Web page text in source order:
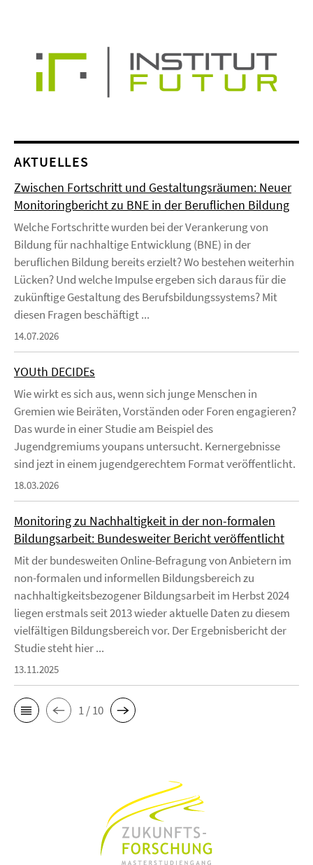
AKTUELLES
Zwischen Fortschritt und Gestaltungsräumen: Neuer
Monitoringbericht zu BNE in der Beruflichen Bildung
Welche Fortschritte wurden bei der Verankerung von
Bildung für nachhaltige Entwicklung (BNE) in der
beruflichen Bildung bereits erzielt? Wo bestehen weiterhin
Lücken? Und welche Impulse ergeben sich daraus für die
zukünftige Gestaltung des Berufsbildungssystems? Mit
diesen Fragen beschäftigt ...
14.07.2026
YOUth DECIDEs
Wie wirkt es sich aus, wenn sich junge Menschen in
Gremien wie Beiräten, Vorständen oder Foren engagieren?
Das wurde in einer Studie am Beispiel des
Jugendgremiums youpans untersucht. Kernergebnisse
sind jezt in einem jugendgerechtem Format veröffentlicht.
18.03.2026
Monitoring zu Nachhaltigkeit in der non-formalen
Bildungsarbeit: Bundesweiter Bericht veröffentlicht
Mit der bundesweiten Online-Befragung von Anbietern im
non-formalen und informellen Bildungsbereich zu
nachhaltigkeitsbezogener Bildungsarbeit im Herbst 2024
liegen erstmals seit 2013 wieder aktuelle Daten zu diesem
vielfältigen Bildungsbereich vor. Der Ergebnisbericht der
Studie steht hier ...
13.11.2025
1 / 10